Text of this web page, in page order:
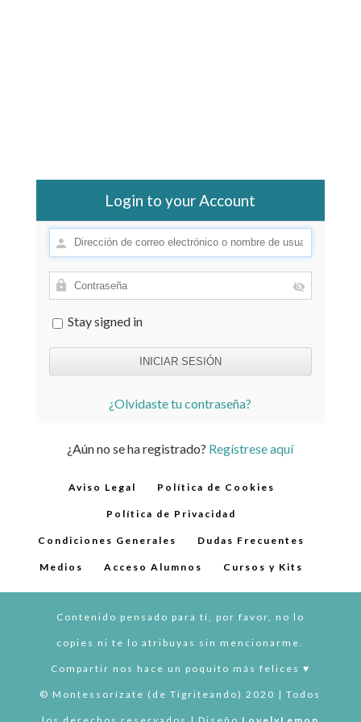
Login to your Account
Stay signed in
¿Olvidaste tu contraseña?
¿Aún no se ha registrado? Regístrese aquí
Aviso Legal Política de Cookies
Política de Privacidad
Condiciones Generales Dudas Frecuentes
Medios Acceso Alumnos Cursos y Kits
Contenido pensado para tí, por favor, no lo
copies ni te lo atribuyas sin mencionarme.
Compartir nos hace un poquito más felices ♥︎
© Montessorízate (de Tigriteando) 2020 | Todos